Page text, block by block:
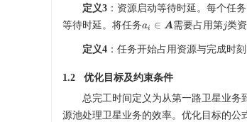
定义3 ：资源启动等待时延。每个任
等待时延。将任务ai∈A 需要占用第j类
定义4 ：任务开始占用资源与完成时
1.2 优化目标及约束条件
总完工时间定义为从第一路卫星业务
源池处理卫星业务的效率。优化目标的公